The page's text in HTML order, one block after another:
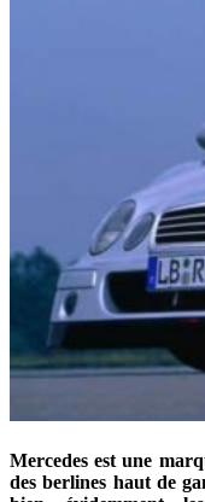
Mercedes est une
des berlines haut de